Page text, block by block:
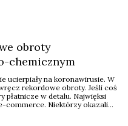
obroty
chemicznym
ucierpiały na koronawirusie. W
rekordowe obroty. Jeśli coś
płatnicze w detalu. Najwięksi
commerce. Niektórzy okazali